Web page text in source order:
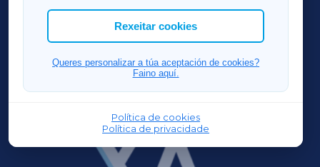
Rexeitar cookies
Queres personalizar a túa aceptación de cookies?
Faino aquí.
Política de cookies
Política de privacidade
ACORUÑAXA
FERROLXA
OURENSEXA